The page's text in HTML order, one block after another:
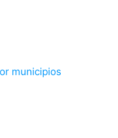
municipios